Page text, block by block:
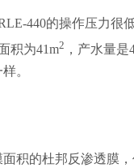
440的操作压力很
积为41m2 ，产水量是
。
积的杜邦反渗透膜，